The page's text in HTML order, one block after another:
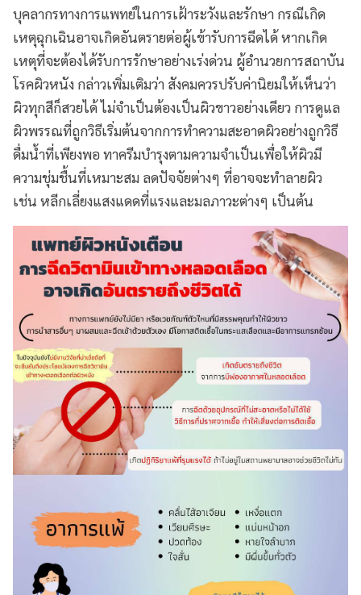
บุคลากรทางการแพทย์ในการเฝ้าระวังและรักษา กรณีเกิด
เหตุฉุกเฉินอาจเกิดอันตรายต่อผู้เข้ารับการฉีดได้ หากเกิด
เหตุที่จะต้องได้รับการรักษาอย่างเร่งด่วน ผู้อำนวยการสถาบัน
โรคผิวหนัง กล่าวเพิ่มเติมว่า สังคมควรปรับค่านิยมให้เห็นว่า
ผิวทุกสีก็สวยได้ ไม่จำเป็นต้องเป็นผิวขาวอย่างเดียว การดูแล
ผิวพรรณที่ถูกวิธีเริ่มต้นจากการทำความสะอาดผิวอย่างถูกวิธี
ดื่มน้ำที่เพียงพอ ทาครีมบำรุงตามความจำเป็นเพื่อให้ผิวมี
ความชุ่มชื้นที่เหมาะสม ลดปัจจัยต่างๆ ที่อาจจะทำลายผิว
เช่น หลีกเลี่ยงแสงแดดที่แรงและมลภาวะต่างๆ เป็นต้น